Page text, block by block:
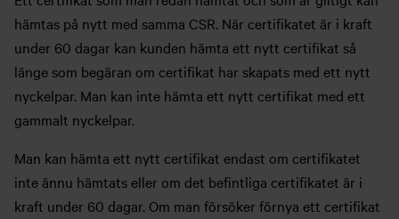
hämtas på nytt med samma CSR. När certifikatet är i kraft
under 60 dagar kan kunden hämta ett nytt certifikat så
länge som begäran om certifikat har skapats med ett nytt
nyckelpar. Man kan inte hämta ett nytt certifikat med ett
gammalt nyckelpar.
Man kan hämta ett nytt certifikat endast om certifikatet
inte ännu hämtats eller om det befintliga certifikatet är i
kraft under 60 dagar. Om man försöker förnya ett certifikat